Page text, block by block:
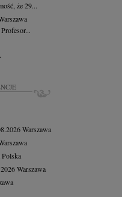
że 29...
Warszawa
Polska
Warszawa